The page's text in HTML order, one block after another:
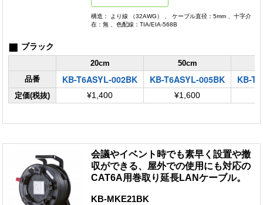
構造： より線 （32AWG） 、 ケーブル直径：5mm 、十字介
在：無 、色配線：TIA/EIA-568B
■ ブラック
20cm
50cm
品番
KB-T6ASYL-002BK KB-T6ASYL-005BK KB-
定価(税抜) ¥1,400 ¥1,600
会議やイベント時でも素早く設置や撤
収ができる、屋外での使用にも対応の
CAT6A用巻取り延長LANケーブル。
KB-MKE21BK